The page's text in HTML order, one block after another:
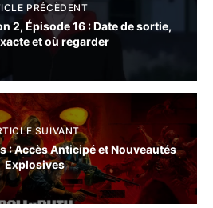
PRÉCÈDENT
2, Épisode 16 : Date de sortie,
et où regarder
SUIVANT
: Accès Anticipé et Nouveautés
Explosives